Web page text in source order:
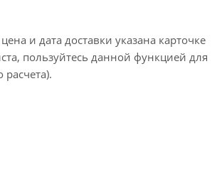
и дата доставки указана карточке
пользуйтесь данной функцией для
расчета).